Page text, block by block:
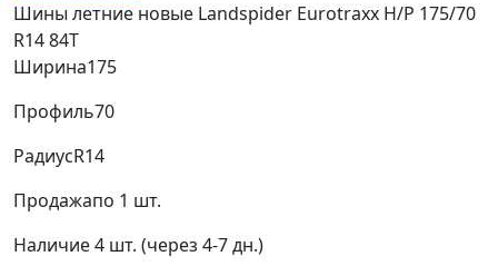
Шины летние новые Landspider Eurotraxx H/P 175/70
R14 84T
Ширина175
Профиль70
РадиусR14
Продажапо 1 шт.
Наличие4 шт. (через 4-7 дн.)